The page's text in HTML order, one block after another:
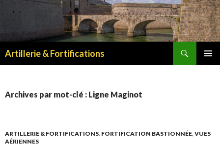
Artillerie & Fortifications
Archives par mot-clé : Ligne Maginot
ARTILLERIE & FORTIFICATIONS, FORTIFICATION BASTIONNÉE, VUES
AÉRIENNES